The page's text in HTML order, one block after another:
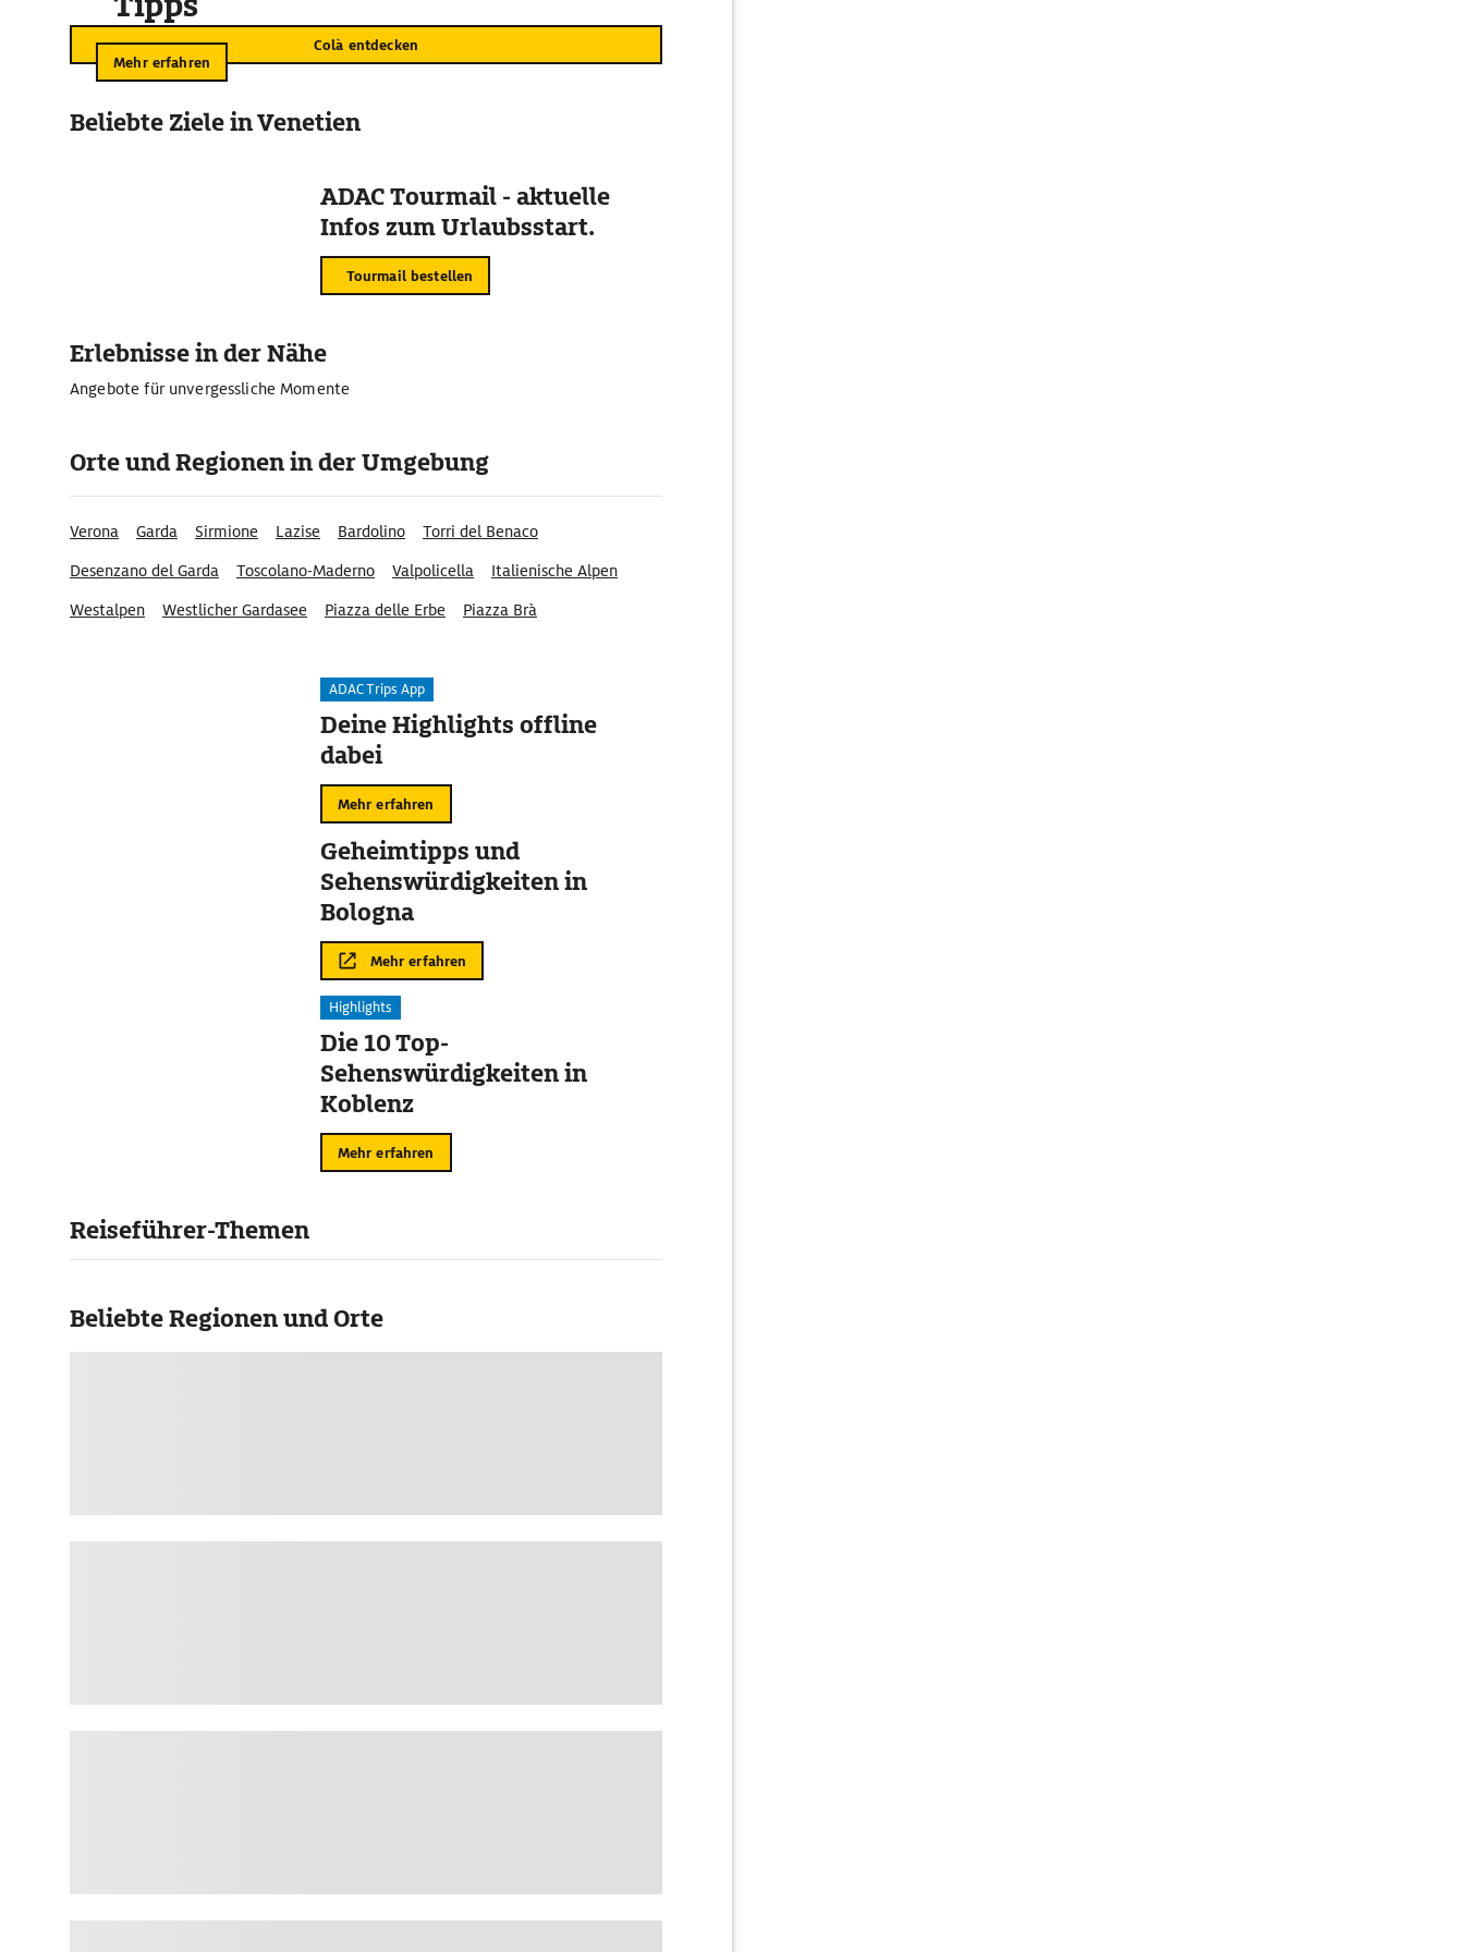
Colà entdecken
Mehr erfahren
Beliebte Ziele in Venetien
ADAC Tourmail - aktuelle
Infos zum Urlaubsstart.
Tourmail bestellen
Erlebnisse in der Nähe
Angebote für unvergessliche Momente
Orte und Regionen in der Umgebung
Verona Garda Sirmione Lazise Bardolino
Torri del Benaco
Desenzano del Garda
Toscolano-Maderno Valpolicella
Italienische Alpen
Westalpen
Westlicher Gardasee Piazza delle Erbe Piazza Brà
ADAC Trips App
Deine Highlights offline
dabei
Mehr erfahren
Geheimtipps und
Sehenswürdigkeiten in
Bologna
Mehr erfahren
Highlights
Die 10 Top-
Sehenswürdigkeiten in
Koblenz
Mehr erfahren
Reiseführer-Themen
Beliebte Regionen und Orte